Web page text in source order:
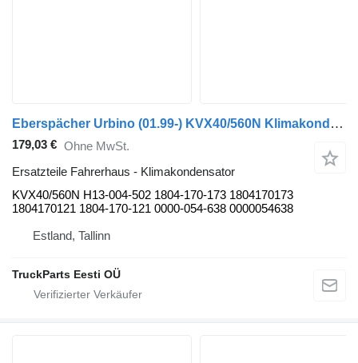
Eberspächer Urbino (01.99-) KVX40/560N Klimakondensator für Solaris Urbino, Alpino, Vacanza (1999-) Bus
179,03 € Ohne MwSt.
Ersatzteile Fahrerhaus - Klimakondensator
KVX40/560N H13-004-502 1804-170-173 1804170173
1804170121 1804-170-121 0000-054-638 0000054638
Estland, Tallinn
TruckParts Eesti OÜ